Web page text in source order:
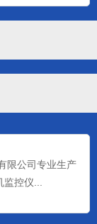
控仪...
公司专业生产
控仪...